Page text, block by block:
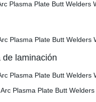
laminación